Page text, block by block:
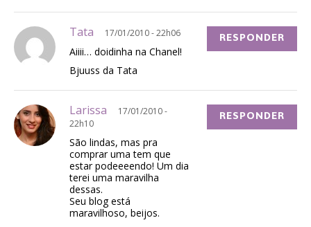
Tata 17/01/2010 - 22h06
Aiiii… doidinha na Chanel!
Bjuuss da Tata
RESPONDER
Larissa
17/01/2010 -
22h10
São lindas, mas pra
comprar uma tem que
estar podeeeendo! Um dia
terei uma maravilha
dessas.
Seu blog está
maravilhoso, beijos.
RESPONDER